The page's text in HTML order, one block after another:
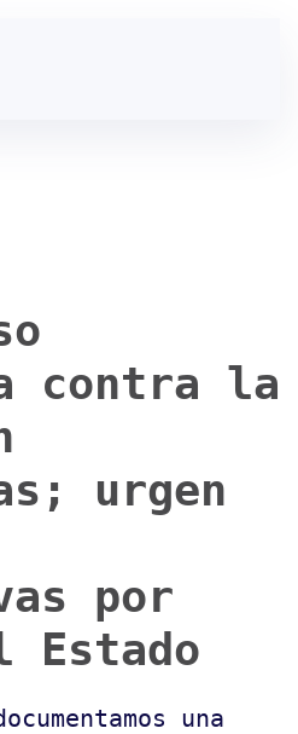
contra la
urgen
por
Estado
una